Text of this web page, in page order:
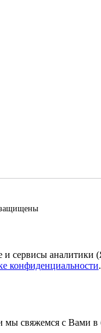
защищены
и сервисы
конфиденциальности.
свяжемся с Вами в